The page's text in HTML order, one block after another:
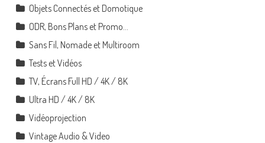
Objets Connectés et Domotique
ODR, Bons Plans et Promo…
Sans Fil, Nomade et Multiroom
Tests et Vidéos
TV, Écrans Full HD / 4K / 8K
Ultra HD / 4K / 8K
Vidéoprojection
Vintage Audio & Video